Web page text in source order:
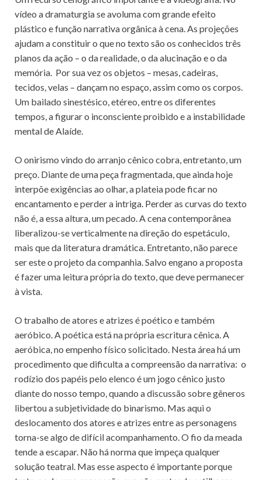
vídeo a dramaturgia se avoluma com grande efeito
plástico e função narrativa orgânica à cena. As projeções
ajudam a constituir o que no texto são os conhecidos três
planos da ação – o da realidade, o da alucinação e o da
memória. Por sua vez os objetos – mesas, cadeiras,
tecidos, velas – dançam no espaço, assim como os corpos.
Um bailado sinestésico, etéreo, entre os diferentes
tempos, a figurar o inconsciente proibido e a instabilidade
mental de Alaíde.
O onirismo vindo do arranjo cênico cobra, entretanto, um
preço. Diante de uma peça fragmentada, que ainda hoje
interpõe exigências ao olhar, a plateia pode ficar no
encantamento e perder a intriga. Perder as curvas do texto
não é, a essa altura, um pecado. A cena contemporânea
liberalizou-se verticalmente na direção do espetáculo,
mais que da literatura dramática. Entretanto, não parece
ser este o projeto da companhia. Salvo engano a proposta
é fazer uma leitura própria do texto, que deve permanecer
à vista.
O trabalho de atores e atrizes é poético e também
aeróbico. A poética está na própria escritura cênica. A
aeróbica, no empenho físico solicitado. Nesta área há um
procedimento que dificulta a compreensão da narrativa: o
rodízio dos papéis pelo elenco é um jogo cênico justo
diante do nosso tempo, quando a discussão sobre gêneros
libertou a subjetividade do binarismo. Mas aqui o
deslocamento dos atores e atrizes entre as personagens
torna-se algo de difícil acompanhamento. O fio da meada
tende a escapar. Não há norma que impeça qualquer
solução teatral. Mas esse aspecto é importante porque